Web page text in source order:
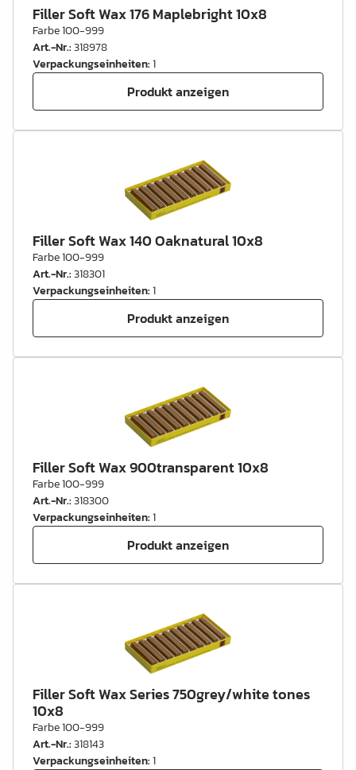
Filler Soft Wax 176 Maplebright 10x8
Farbe 100-999
Art.-Nr.:318978
Verpackungseinheiten:1
Produkt anzeigen
Filler Soft Wax 140 Oaknatural 10x8
Farbe 100-999
Art.-Nr.:318301
Verpackungseinheiten:1
Produkt anzeigen
Filler Soft Wax 900transparent 10x8
Farbe 100-999
Art.-Nr.:318300
Verpackungseinheiten:1
Produkt anzeigen
Filler Soft Wax Series 750grey/white tones
10x8
Farbe 100-999
Art.-Nr.:318143
Verpackungseinheiten:1